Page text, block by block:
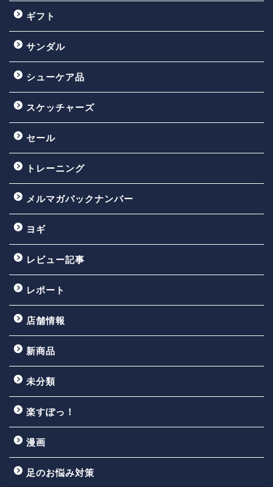
ギフト
サンダル
シューケア品
スケッチャーズ
セール
トレーニング
メルマガバックナンバー
ヨギ
レビュー記事
レポート
店舗情報
新商品
未分類
楽すぽっ！
漫画
足のお悩み対策